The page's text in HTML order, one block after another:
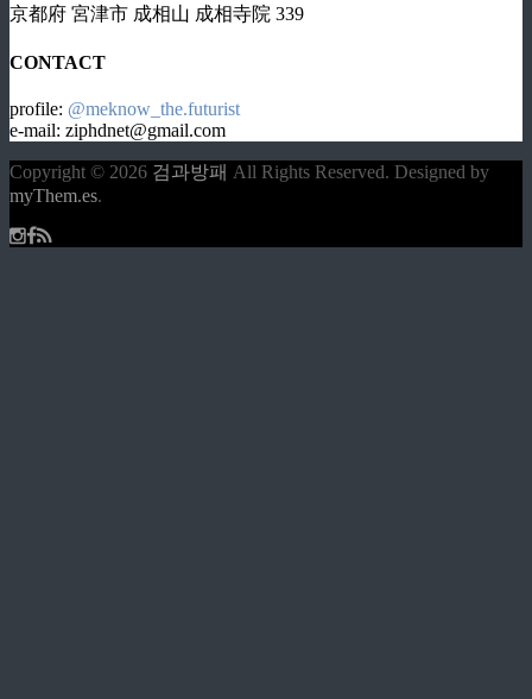
京都府 宮津市 成相山 成相寺院 339
CONTACT
profile: @meknow_the.futurist
e-mail: ziphdnet@gmail.com
Copyright © 2026 검과방패 All Rights Reserved. Designed by
myThem.es.